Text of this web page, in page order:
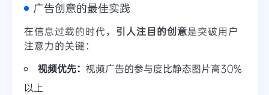
广告创意的最佳实践
在信息过载的时代， 引人注目的创意是突破用户
注意力的关键：
视频优先： 视频广告的参与度比静态图片高30%
以上